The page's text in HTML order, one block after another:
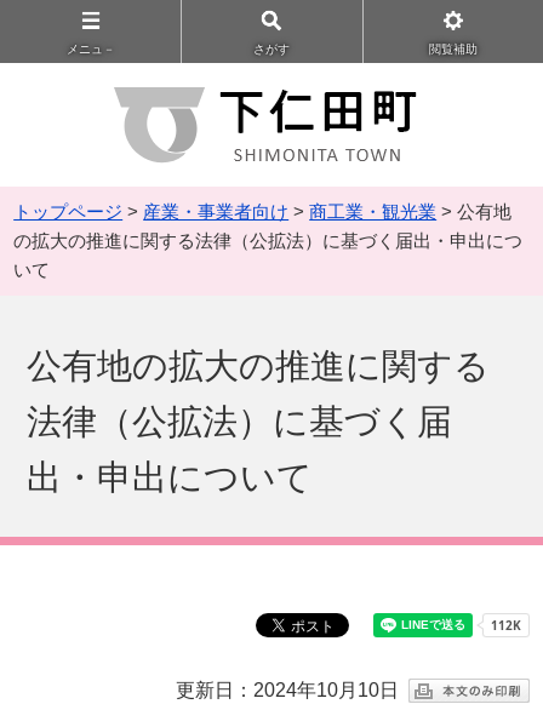
メニュ－ さがす 閲覧補助
トップページ > 産業・事業者向け >商工業・観光業 > 公有地
の拡大の推進に関する法律（公拡法）に基づく届出・申出につ
いて
公有地の拡大の推進に関する
法律（公拡法）に基づく届
出・申出について
更新日：2024年10月10日